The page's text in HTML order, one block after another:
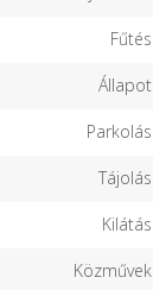
Fűtés
Állapot
Parkolás
Tájolás
Kilátás
Közművek